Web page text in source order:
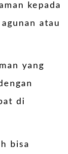
kepada
atau
yang
di
bisa